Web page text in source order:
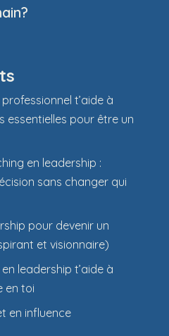
t’aide à
essentielles pour être un
en leadership :
sans changer qui
pour devenir un
et visionnaire)
leadership t’aide à
en toi
en influence